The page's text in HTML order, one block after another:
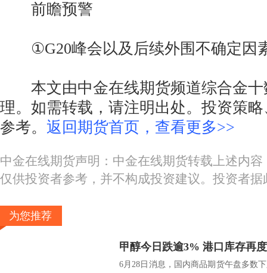
前瞻预警
①G20峰会以及后续外围不确定因
本文由中金在线期货频道综合金十
理。如需转载，请注明出处。投资策
参考。 返回期货首页，查看更多>>
中金在线期货声明：中金在线期货转载上述内
仅供投资者参考，并不构成投资建议。投资者
为您推荐
甲醇今日跌逾3% 港口库存再
6月28日消息，国内商品期货午盘多数